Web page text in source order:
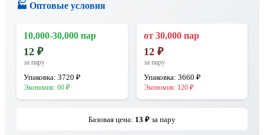
🏭 Оптовые условия
10,000-30,000 пар
12 ₽
за пару
Упаковка: 3720 ₽
Экономия: 60 ₽
от 30,000 пар
12 ₽
за пару
Упаковка: 3660 ₽
Экономия: 120 ₽
Базовая цена: 13 ₽ за пару